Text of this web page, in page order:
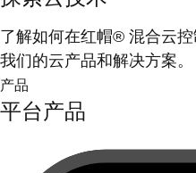
了解如何在红帽® 混合云
我们的云产品和解决方案。
产品
平台产品